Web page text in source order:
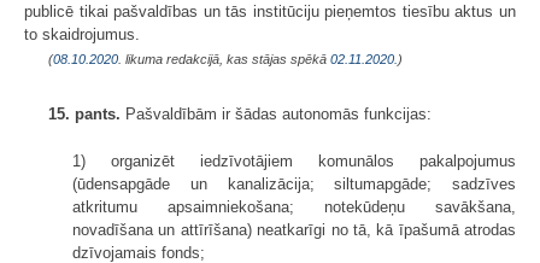
publicē tikai pašvaldības un tās institūciju pieņemtos tiesību aktus un
to skaidrojumus.
(08.10.2020 . likuma redakcijā, kas stājas spēkā 02.11.2020. )
15. pants. Pašvaldībām ir šādas autonomās funkcijas:
1) organizēt iedzīvotājiem komunālos pakalpojumus
(ūdensapgāde un kanalizācija; siltumapgāde; sadzīves
atkritumu apsaimniekošana; notekūdeņu savākšana,
novadīšana un attīrīšana) neatkarīgi no tā, kā īpašumā atrodas
dzīvojamais fonds;